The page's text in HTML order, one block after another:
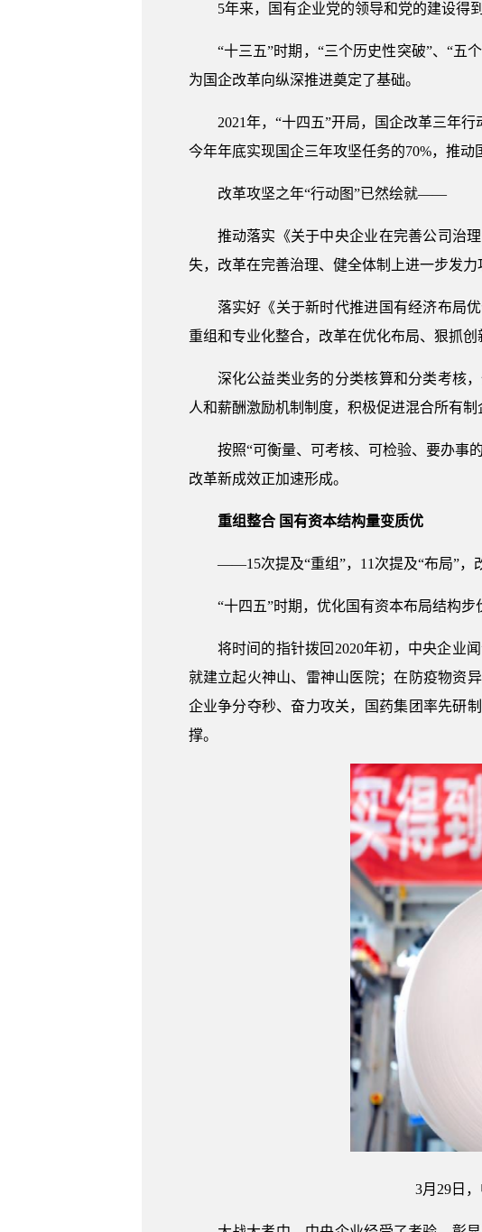
5年来，国有企业党的领导和党的建设得
“十三五”时期，“三个历史性突破”、“五
为国企改革向纵深推进奠定了基础。
2021年，“十四五”开局，国企改革三年
今年年底实现国企三年攻坚任务的70%，推动
改革攻坚之年“行动图”已然绘就——
推动落实《关于中央企业在完善公司治
失，改革在完善治理、健全体制上进一步发力
落实好《关于新时代推进国有经济布局
重组和专业化整合，改革在优化布局、狠抓创
深化公益类业务的分类核算和分类考核
人和薪酬激励机制制度，积极促进混合所有
按照“可衡量、可考核、可检验、要办事
改革新成效正加速形成。
重组整合 国有资本结构量变质优
——15次提及“重组”，11次提及“布局”，
“十四五”时期，优化国有资本布局结构
将时间的指针拨回2020年初，中央企业
就建立起火神山、雷神山医院；在防疫物资
企业争分夺秒、奋力攻关，国药集团率先研
撑。
3月29日